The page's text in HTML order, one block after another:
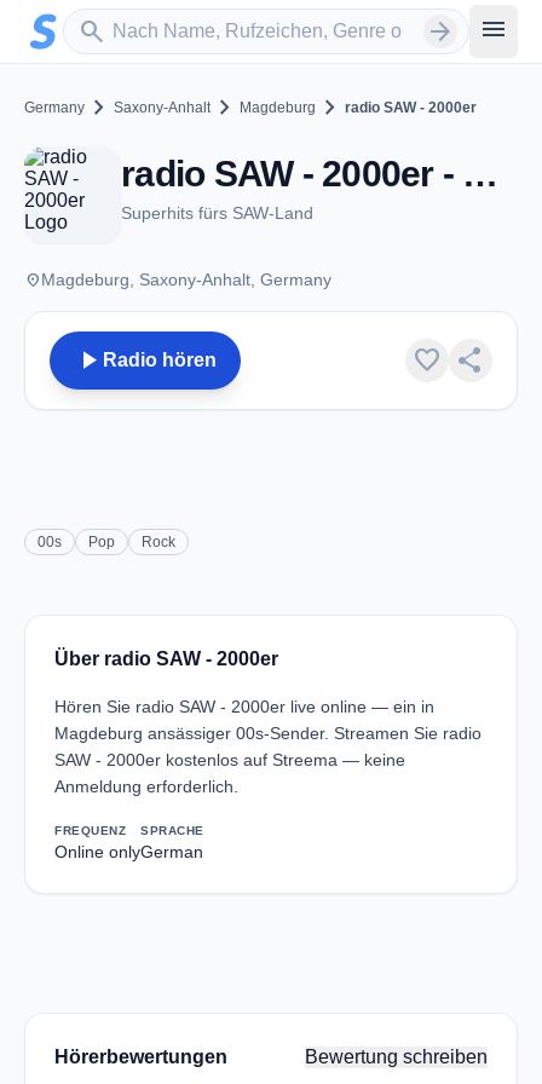
Zum Hauptinhalt springen
search
Sender suchen arrow_forward menu
Germany chevron_right Saxony-Anhalt chevron_right Magdeburg chevron_right radio SAW - 2000er
radio SAW - 2000er - Magdeburg
Superhits fürs SAW-Land
placeMagdeburg, Saxony-Anhalt, Germany
play_arrow Radio hören favorite share
00s Pop Rock
Über radio SAW - 2000er
Hören Sie radio SAW - 2000er live online — ein in
Magdeburg ansässiger 00s-Sender. Streamen Sie radio
SAW - 2000er kostenlos auf Streema — keine
Anmeldung erforderlich.
FREQUENZ
Online only
SPRACHE
German
Hörerbewertungen Bewertung schreiben